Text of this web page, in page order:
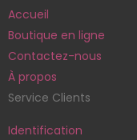
Accueil
Boutique en ligne
Contactez-nous
À propos
Service Clients
Identification